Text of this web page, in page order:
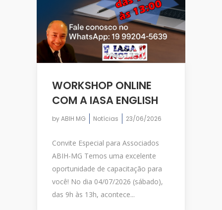
WORKSHOP ONLINE
COM A IASA ENGLISH
byABIH MG Notícias 23/06/2026
Convite Especial para Associados
ABIH-MG Temos uma excelente
oportunidade de capacitação para
você! No dia 04/07/2026 (sábado),
das 9h às 13h, acontece...